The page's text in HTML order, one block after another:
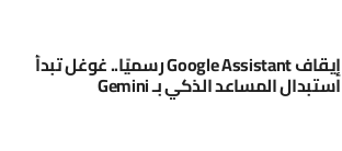
إيقاف Google Assistant رسميًا.. غوغل تبدأ
استبدال المساعد الذكي بـ Gemini